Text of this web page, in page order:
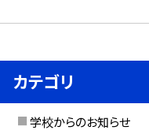
カテゴリ
学校からのお知らせ